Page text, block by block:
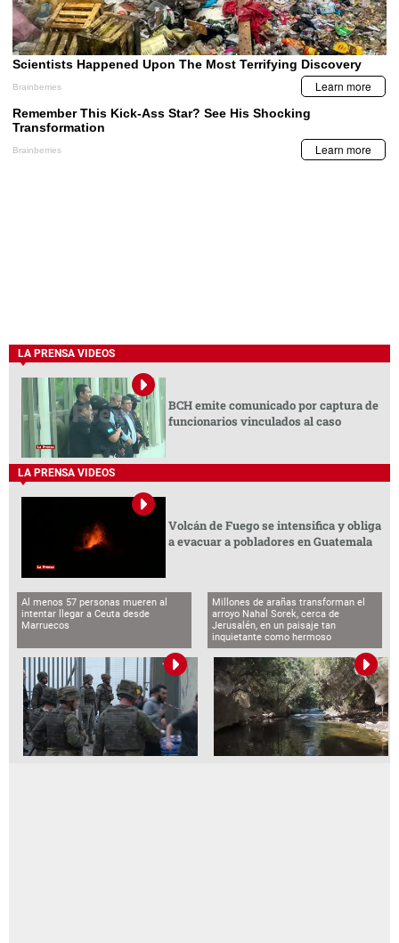
LA PRENSA VIDEOS
BCH emite comunicado por captura de
funcionarios vinculados al caso
LA PRENSA VIDEOS
Volcán de Fuego se intensifica y obliga
a evacuar a pobladores en Guatemala
Al menos 57 personas mueren al
intentar llegar a Ceuta desde
Marruecos
Millones de arañas transforman el
arroyo Nahal Sorek, cerca de
Jerusalén, en un paisaje tan
inquietante como hermoso